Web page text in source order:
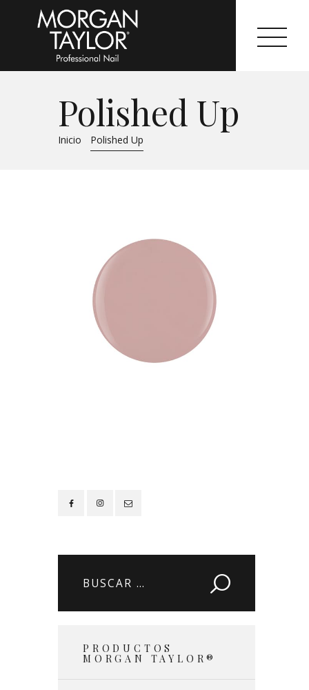
Polished Up
Inicio Polished Up
Morgan Taylor®
Sistemas Profesionales
Colecciones
Tutoriales
Contacto
Buscar:
PRODUCTOS
MORGAN TAYLOR®